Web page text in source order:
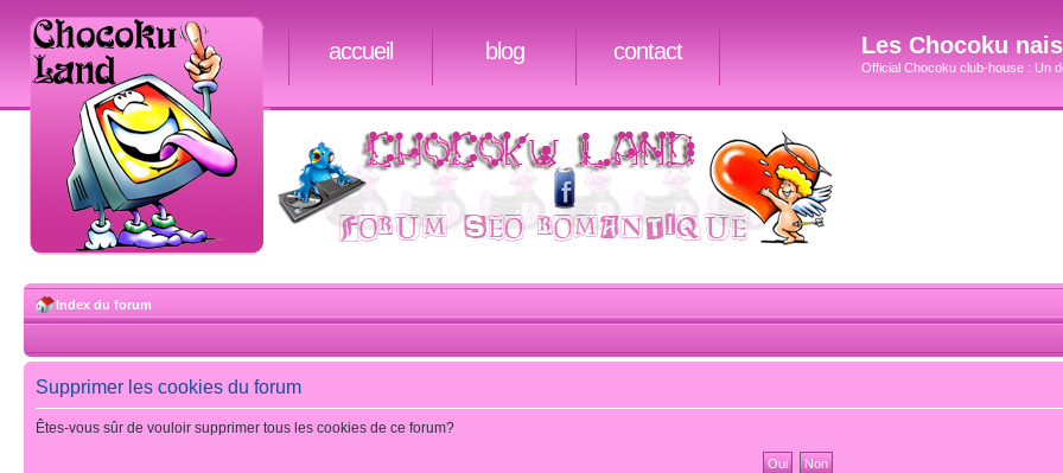
Les Chocoku
Official Chocoku club-house : Un
accueil blog contact
Index du forum
Supprimer les cookies du forum
Êtes-vous sûr de vouloir supprimer tous les cookies de ce forum?